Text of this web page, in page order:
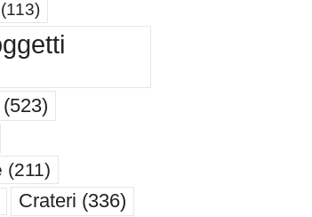
(113)
(211)
Crateri (336)